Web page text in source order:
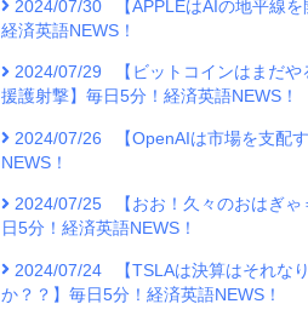
2024/07/30
【APPLEはAIの地平線
経済英語NEWS！
2024/07/29
【ビットコインはまだ
援護射撃】毎日5分！経済英語NEWS！
2024/07/26
【OpenAIは市場を支配
NEWS！
2024/07/25
【おお！久々のおはぎ
日5分！経済英語NEWS！
2024/07/24
【TSLAは決算はそれな
か？？】毎日5分！経済英語NEWS！